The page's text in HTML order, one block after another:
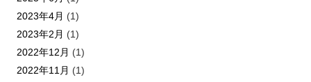
2023年4月 (1)
2023年2月 (1)
2022年12月 (1)
2022年11月 (1)